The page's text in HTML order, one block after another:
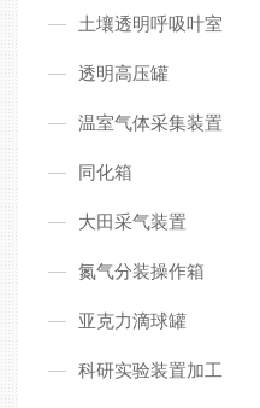
土壤透明呼吸叶室
透明高压罐
温室气体采集装置
同化箱
大田采气装置
氮气分装操作箱
亚克力滴球罐
科研实验装置加工